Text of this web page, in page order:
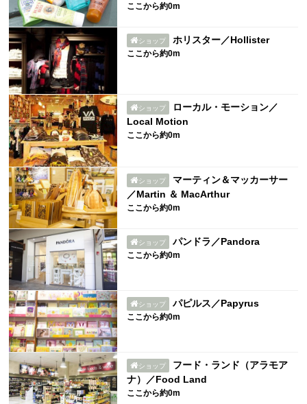
ここから約0m
ショップ ホリスター／Hollister
ここから約0m
ショップ
ローカル・モーション／
Local Motion
ここから約0m
ショップ
マーティン＆マッカーサー
／Martin ＆ MacArthur
ここから約0m
ショップ パンドラ／Pandora
ここから約0m
ショップ パピルス／Papyrus
ここから約0m
ショップ
フード・ランド（アラモア
ナ）／Food Land
ここから約0m